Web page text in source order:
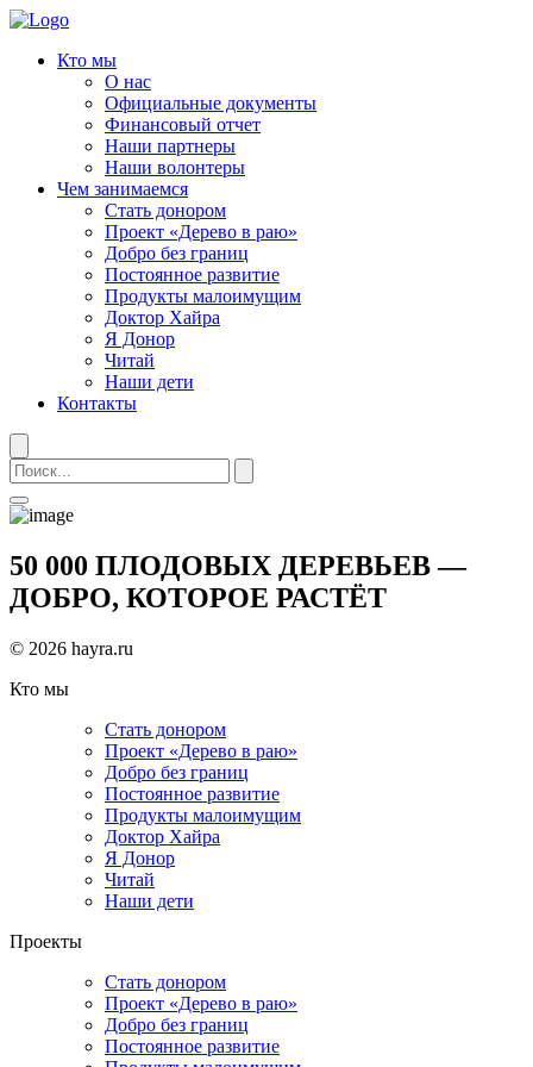
Кто мы
О нас
Официальные документы
Финансовый отчет
Наши партнеры
Наши волонтеры
Чем занимаемся
Стать донором
Проект «Дерево в раю»
Добро без границ
Постоянное развитие
Продукты малоимущим
Доктор Хайра
Я Донор
Читай
Наши дети
Контакты
50 000 ПЛОДОВЫХ ДЕРЕВЬЕВ —
ДОБРО, КОТОРОЕ РАСТЁТ
© 2026 hayra.ru
Кто мы
Стать донором
Проект «Дерево в раю»
Добро без границ
Постоянное развитие
Продукты малоимущим
Доктор Хайра
Я Донор
Читай
Наши дети
Проекты
Стать донором
Проект «Дерево в раю»
Добро без границ
Постоянное развитие